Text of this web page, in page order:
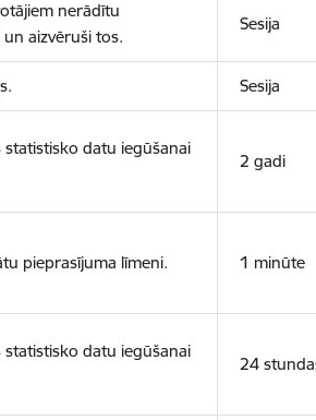
nerādītu
aizvēruši tos.
Sesija
Sesija
datu iegūšanai
2 gadi
pieprasījuma līmeni. 1 minūte
datu iegūšanai
24